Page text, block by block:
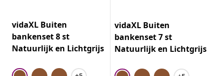
vidaXL Buiten
bankenset 8 st
Natuurlijk en Lichtgrijs
vidaXL Buiten
bankenset 7 st
Natuurlijk en Lichtgrijs